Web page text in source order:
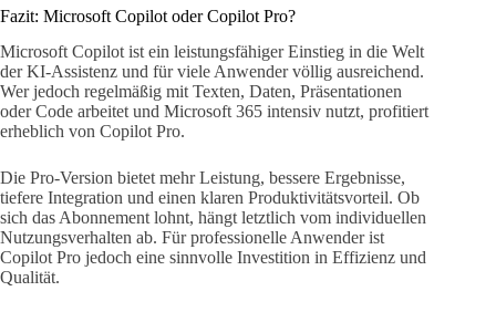
Fazit: Microsoft Copilot oder Copilot Pro?
Microsoft Copilot ist ein leistungsfähiger Einstieg in die Welt
der KI-Assistenz und für viele Anwender völlig ausreichend.
Wer jedoch regelmäßig mit Texten, Daten, Präsentationen
oder Code arbeitet und Microsoft 365 intensiv nutzt, profitiert
erheblich von Copilot Pro.
Die Pro-Version bietet mehr Leistung, bessere Ergebnisse,
tiefere Integration und einen klaren Produktivitätsvorteil. Ob
sich das Abonnement lohnt, hängt letztlich vom individuellen
Nutzungsverhalten ab. Für professionelle Anwender ist
Copilot Pro jedoch eine sinnvolle Investition in Effizienz und
Qualität.